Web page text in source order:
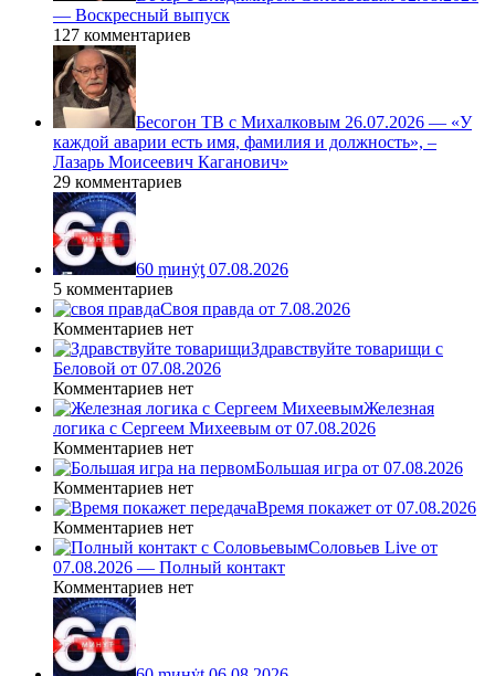
— Воскресный выпуск
127 комментариев
Бесогон ТВ с Михалковым 26.07.2026 — «У
каждой аварии есть имя, фамилия и должность», –
Лазарь Моисеевич Каганович»
29 комментариев
60 ṃинẏƫ 07.08.2026
5 комментариев
Своя правда от 7.08.2026
Комментариев нет
Здравствуйте товарищи с
Беловой от 07.08.2026
Комментариев нет
Железная
логика с Сергеем Михеевым от 07.08.2026
Комментариев нет
Большая игра от 07.08.2026
Комментариев нет
Время покажет от 07.08.2026
Комментариев нет
Соловьев Live от
07.08.2026 — Полный контакт
Комментариев нет